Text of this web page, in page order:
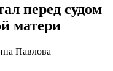
перед судом
матери
Павлова